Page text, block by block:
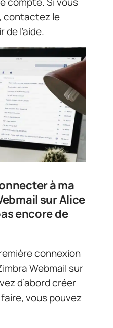
contactez le
l’aide.
à ma
sur Alice
encore de
connexion
Webmail sur
d’abord créer
vous pouvez